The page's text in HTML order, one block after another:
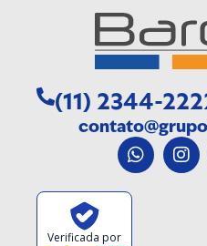
(11) 2344-
Verificada por